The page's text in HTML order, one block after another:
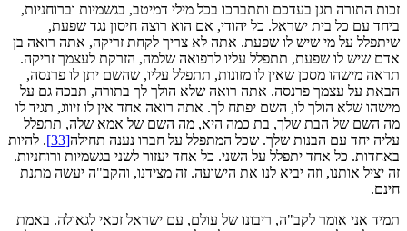
זכות התורה תגן בעדכם ותתברכו בכל מילי דמיטב, בגשמיות וברוחניות,
ביחד עם כל בית ישראל. כל יהודי, אם הוא רוצה חיסון נגד שפעת,
שיתפלל על מי שיש לו שפעת. אתה לא צריך לקחת זריקה, אתה רואה בן
אדם שיש לו שפעת, תתפלל עליו לרפואה שלמה, הזרקת לעצמך זריקה.
תראה מישהו מסכן שאין לו מזונות, תתפלל עליו, שהשם יתן לו פרנסה,
הבאת על עצמך פרנסה. אתה רואה שלא הולך לך בתורה, תבכה גם על
מישהו שלא הולך לו, השם יפתח לך. אתה רואה אחד אין לו זיווג, תגיד לו
מה השם של הבת שלך, בת כמה היא, מה השם של אמא שלה, תתפלל
עליה יחד עם הבנות שלך. שכל המתפלל על חברו נענה תחילה[33]
. להיות
באחדות. כל אחד יתפלל על השני. כל אחד יעזור לשני בגשמיות ורוחניות.
זה יציל אותנו, וזה יביא לנו את הישועה. זה מצידנו, והקב"ה יעשה מתנת
חינם.
תמיד אני אומר לקב"ה, ריבונו של עולם, עם ישראל זכאי לגאולה. באמת